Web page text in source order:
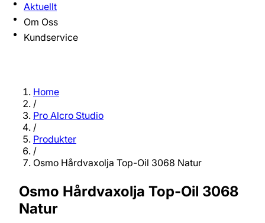
Aktuellt
Om Oss
Kundservice
Home
/
Pro Alcro Studio
/
Produkter
/
Osmo Hårdvaxolja Top-Oil 3068 Natur
Osmo Hårdvaxolja Top-Oil 3068
Natur